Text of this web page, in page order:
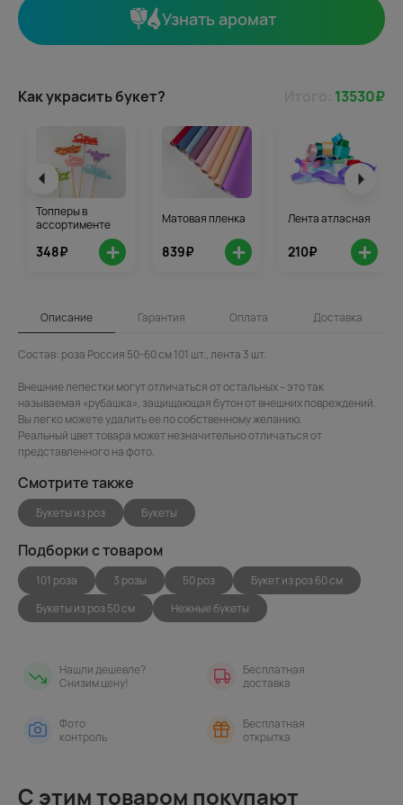
Узнать аромат
Как украсить букет? 13530₽
Топперы в
ассортименте
348₽ +
Матовая пленка
839₽ +
Лента атласная
210₽ +
Описание Гарантия Оплата Доставка
Состав: роза Россия 50-60 см 101 шт., лента 3 шт.
Внешние лепестки могут отличаться от остальных – это так
называемая «рубашка», защищающая бутон от внешних повреждений.
Вы легко можете удалить ее по собственному желанию.
Реальный цвет товара может незначительно отличаться от
представленного на фото.
Смотрите также
Букеты из роз Букеты
Подборки с товаром
101 роза 3 розы 50 роз
Букет из роз 60 см
Букеты из роз 50 см
Нежные букеты
Нашли дешевле?
Снизим цену!
Бесплатная
доставка
Фото
контроль
Бесплатная
открытка
С этим товаром покупают